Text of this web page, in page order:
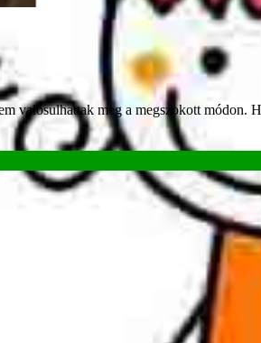
valósulhattak meg a megszokott módon.